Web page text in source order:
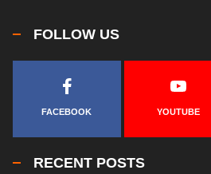
FOLLOW US
FACEBOOK YOUTUBE
RECENT POSTS